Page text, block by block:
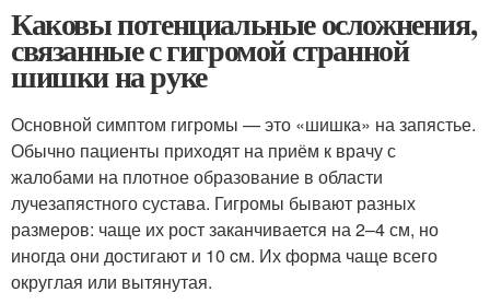
Каковы потенциальные осложнения,
связанные с гигромой странной
шишки на руке
Основной симптом гигромы — это «шишка» на запястье.
Обычно пациенты приходят на приём к врачу с
жалобами на плотное образование в области
лучезапястного сустава. Гигромы бывают разных
размеров: чаще их рост заканчивается на 2–4 см, но
иногда они достигают и 10 cм. Их форма чаще всего
округлая или вытянутая.